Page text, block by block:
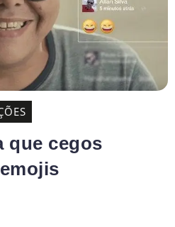
que cegos